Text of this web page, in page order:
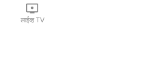
लाईव्ह TV